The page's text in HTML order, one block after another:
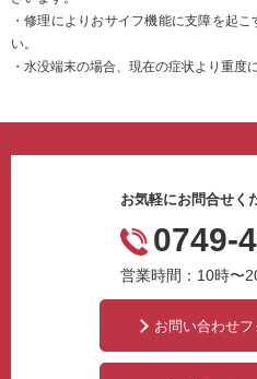
・修理によりおサイフ機能に支障を起
い。
・水没端末の場合、現在の症状より重度
お気軽にお問合せく
0749-
営業時間：10時〜
お問い合わせ